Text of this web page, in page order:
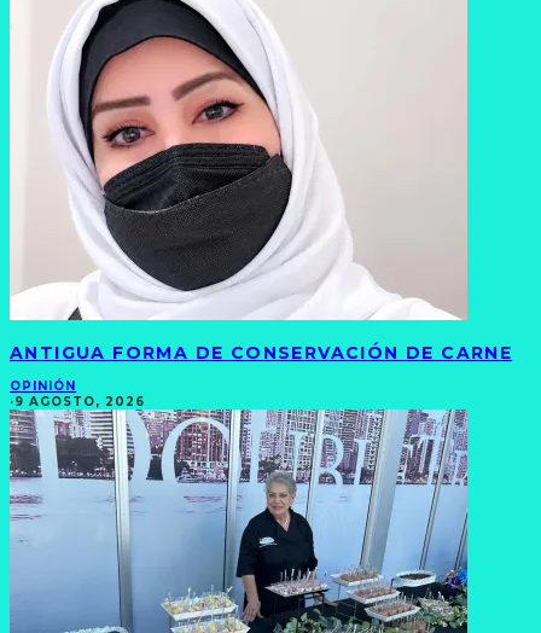
ANTIGUA FORMA DE CONSERVACIÓN DE CARNE
OPINIÓN
·9 AGOSTO, 2026